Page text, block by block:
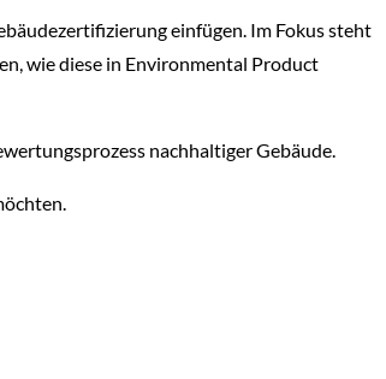
einfügen. Im Fokus steht
wie diese in Environmental Product
nachhaltiger Gebäude.